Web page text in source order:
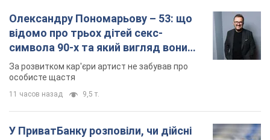
приймають старі долари
9.08.2026 02:20 84,4 т.